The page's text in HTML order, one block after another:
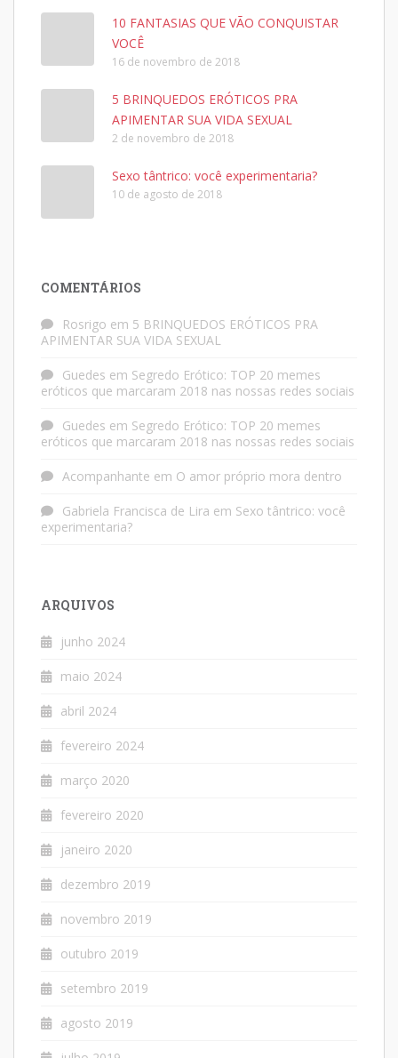
10 FANTASIAS QUE VÃO CONQUISTAR
VOCÊ
16 de novembro de 2018
5 BRINQUEDOS ERÓTICOS PRA
APIMENTAR SUA VIDA SEXUAL
2 de novembro de 2018
Sexo tântrico: você experimentaria?
10 de agosto de 2018
COMENTÁRIOS
Rosrigo em 5 BRINQUEDOS ERÓTICOS PRA
APIMENTAR SUA VIDA SEXUAL
Guedes em Segredo Erótico: TOP 20 memes
eróticos que marcaram 2018 nas nossas redes sociais
Guedes em Segredo Erótico: TOP 20 memes
eróticos que marcaram 2018 nas nossas redes sociais
Acompanhante em O amor próprio mora dentro
Gabriela Francisca de Lira em Sexo tântrico: você
experimentaria?
ARQUIVOS
junho 2024
maio 2024
abril 2024
fevereiro 2024
março 2020
fevereiro 2020
janeiro 2020
dezembro 2019
novembro 2019
outubro 2019
setembro 2019
agosto 2019